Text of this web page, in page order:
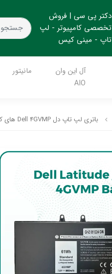
دکتر پی سی | فروش
تخصصی کامپیوتر - لپ
تاپ - مینی کیس
آل این وان
AIO
مانیتور
باتری لپ تاپ دل Dell 4GVMP های کپی 4 سلولی - Li-Polymer با ظرفیت 8000mAh - 61Wh